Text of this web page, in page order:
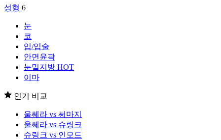
성형 6
눈
코
입/입술
안면윤곽
눈밑지방 HOT
이마
인기 비교
울쎄라 vs 써마지
울쎄라 vs 슈링크
슈링크 vs 인모드